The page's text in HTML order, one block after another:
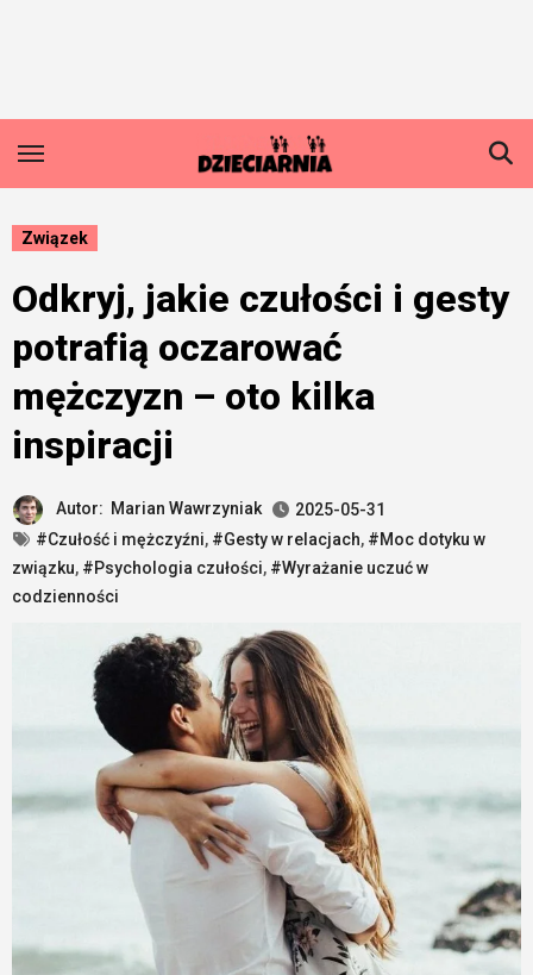
Związek
Odkryj, jakie czułości i gesty
potrafią oczarować
mężczyzn – oto kilka
inspiracji
Autor: Marian Wawrzyniak
2025-05-31
#Czułość i mężczyźni, #Gesty w relacjach, #Moc dotyku w
związku, #Psychologia czułości, #Wyrażanie uczuć w
codzienności